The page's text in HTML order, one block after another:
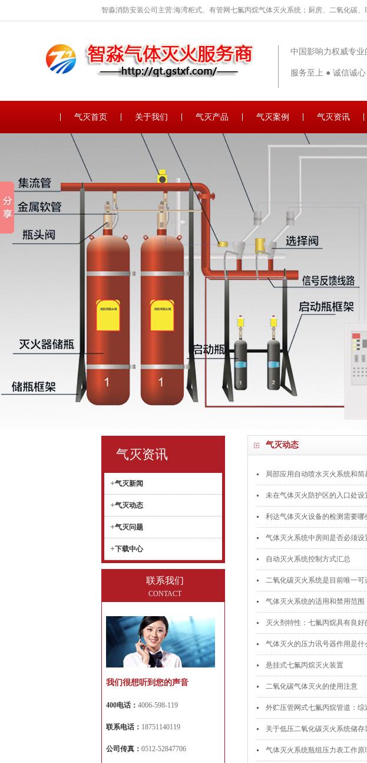
智淼消防安装公司主营:海湾柜式、有管网七氟丙烷气体灭火系统；厨房、二氧化碳
中国影响力权威专业
服务至上 ● 诚信诚心
气灭首页 关于我们 气灭产品 气灭案例 气灭资讯
气灭动态
局部应用自动喷水灭火系统和
未在气体灭火防护区的入口处
利达气体灭火设备的检测需要哪
气体灭火系统中房间是否必须
自动灭火系统控制方式汇总
二氧化碳灭火系统是目前唯一
气体灭火系统的适用和禁用范围
灭火剂特性：七氟丙烷具有良好
气体灭火的压力讯号器作用是什
悬挂式七氟丙烷灭火装置
二氧化碳气体灭火的使用注意
外贮压管网式七氟丙烷管道：综
关于低压二氧化碳灭火系统储存
气体灭火系统瓶组压力表工作原
气灭资讯
+气灭新闻
+气灭动态
+气灭问题
+下载中心
联系我们
CONTACT
我们很想听到您的声音
400电话： 4006-598-119
联系电话： 18751140119
公司传真： 0512-52847706